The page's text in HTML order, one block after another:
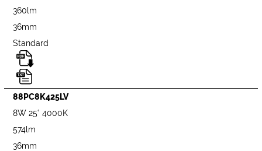
360lm
36mm
Standard
88PC8K425LV
8W 25° 4000K
574lm
36mm